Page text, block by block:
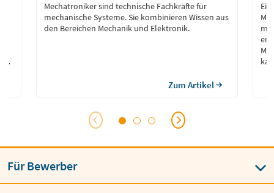
Mechatroniker sind technische Fachkräfte für
mechanische Systeme. Sie kombinieren Wissen aus
den Bereichen Mechanik und Elektronik.
Zum Artikel
Für Bewerber